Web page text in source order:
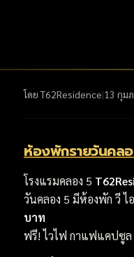
โดยT62Residence|13 กุม
ห้องพักรายวันคล
โรงแรมคลอง 5
วันคลอง 5 มีห้องพัก วี
บาท
ฟรี! ไวไฟ กาแฟแคปซูล